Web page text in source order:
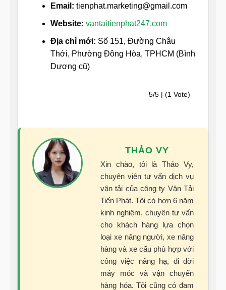
Email: tienphat.marketing@gmail.com
Website: vantaitienphat247.com
Địa chỉ mới: Số 151, Đường Châu
Thới, Phường Đông Hòa, TPHCM (Bình
Dương cũ)
5/5 | (1 Vote)
THẢO VY
Xin chào, tôi là Thảo Vy,
chuyên viên tư vấn dịch vụ
vận tải của công ty Vận Tải
Tiến Phát. Tôi có hơn 6 năm
kinh nghiệm, chuyên tư vấn
cho khách hàng lựa chọn
loại xe nâng người, xe nâng
hàng và xe cẩu phù hợp với
công việc nâng hạ, di dời
máy móc và vận chuyển
hàng hóa. Tôi cũng có đam